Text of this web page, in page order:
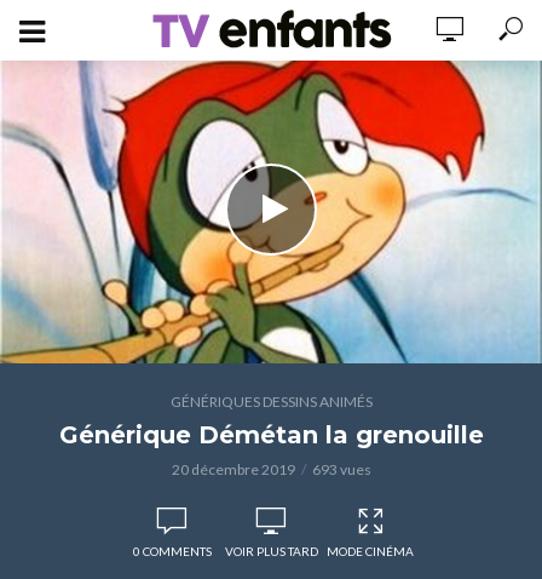
GÉNÉRIQUES DESSINS ANIMÉS
Générique Démétan la grenouille
20 décembre 2019 693 vues
0 COMMENTS VOIR PLUS TARD MODE CINÉMA